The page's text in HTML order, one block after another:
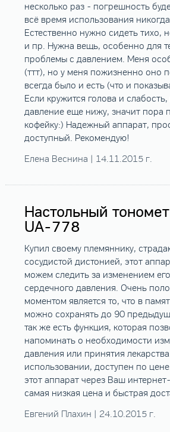
несколько раз - погрешность
всё время использования
Естественно нужно сидеть тихо,
и пр. Нужна вещь, особенно для
проблемы с давлением. Меня
(ттт), но у меня пожизненно оно
всегда было и есть (что и
Если кружится голова и
давление еще нижу, значит пора
кофейку:) Надежный аппарат,
доступный. Рекомендую!
Елена Веснина | 14.11.2015 г.
Настольный
UA-778
Купил своему племяннику,
сосудистой дистонией, этот
можем следить за изменением
сердечного давления. Очень
моментом является то, что в
можно сохранять до 90
так же есть функция, которая
напоминать о необходимости
давления или принятия
использовании, доступен по
этот аппарат через Ваш
самая низкая цена и быстрая
Евгений Плахин | 24.10.2015 г.